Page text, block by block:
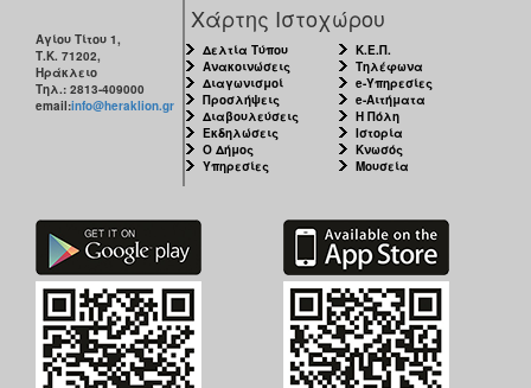
Αγίου Τίτου 1,
Τ.Κ. 71202,
Ηράκλειο
Τηλ.: 2813-409000
email:info@heraklion.gr
Χάρτης Ιστοχώρου
Δελτία Τύπου
Ανακοινώσεις
Διαγωνισμοί
Προσλήψεις
Διαβουλεύσεις
Εκδηλώσεις
Ο Δήμος
Υπηρεσίες
Κ.Ε.Π.
Τηλέφωνα
e-Υπηρεσίες
e-Αιτήματα
Η Πόλη
Ιστορία
Κνωσός
Μουσεία